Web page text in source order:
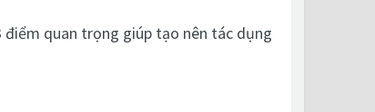
điểm quan trọng giúp tạo nên tác dụng